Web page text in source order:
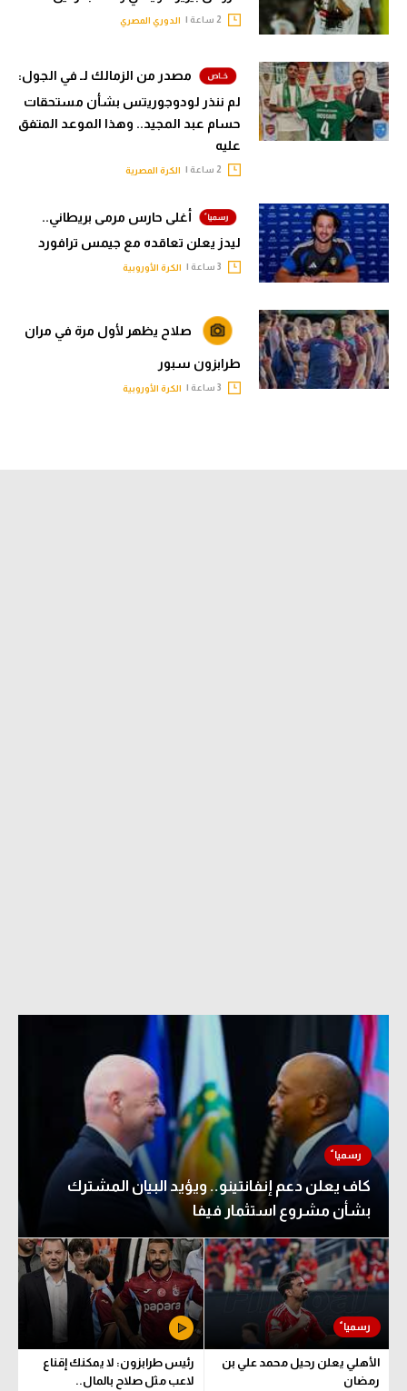
الدوري المصري
مصدر من الزمالك لـ في الجول:
لم ننذر لودوجوريتس بشأن مستحقات
حسام عبد المجيد.. وهذا الموعد المتفق
عليه
الكرة المصرية
أغلى حارس مرمى بريطاني..
ليدز يعلن تعاقده مع جيمس ترافورد
الكرة الأوروبية
صلاح يظهر لأول مرة في مران
طرابزون سبور
الكرة الأوروبية
كاف يعلن دعم إنفانتينو.. ويؤيد البيان المشترك
بشأن مشروع استثمار فيفا
الأهلي يعلن رحيل محمد علي بن
رمضان
رئيس طرابزون: لا يمكنك إقناع
لاعب مثل صلاح بالمال..